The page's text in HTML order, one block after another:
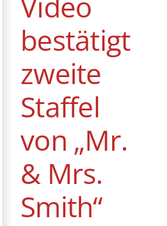
bestätigt
zweite
Staffel
von „Mr.
& Mrs.
Smith“